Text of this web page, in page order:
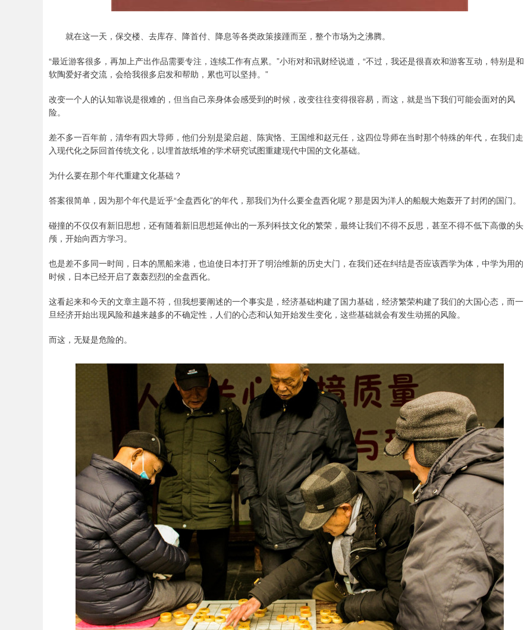
就在这一天，保交楼、去库存、降首付、降息等各类政策接踵而至，整个市场为之沸腾。
“最近游客很多，再加上产出作品需要专注，连续工作有点累。”小珩对和讯财经说道，“不过，我还是很喜欢和游客互动，特别是和
软陶爱好者交流，会给我很多启发和帮助，累也可以坚持。”
改变一个人的认知靠说是很难的，但当自己亲身体会感受到的时候，改变往往变得很容易，而这，就是当下我们可能会面对的风
险。
差不多一百年前，清华有四大导师，他们分别是梁启超、陈寅恪、王国维和赵元任，这四位导师在当时那个特殊的年代，在我们走
入现代化之际回首传统文化，以埋首故纸堆的学术研究试图重建现代中国的文化基础。
为什么要在那个年代重建文化基础？
答案很简单，因为那个年代是近乎“全盘西化”的年代，那我们为什么要全盘西化呢？那是因为洋人的船舰大炮轰开了封闭的国门。
碰撞的不仅仅有新旧思想，还有随着新旧思想延伸出的一系列科技文化的繁荣，最终让我们不得不反思，甚至不得不低下高傲的头
颅，开始向西方学习。
也是差不多同一时间，日本的黑船来港，也迫使日本打开了明治维新的历史大门，在我们还在纠结是否应该西学为体，中学为用的
时候，日本已经开启了轰轰烈烈的全盘西化。
这看起来和今天的文章主题不符，但我想要阐述的一个事实是，经济基础构建了国力基础，经济繁荣构建了我们的大国心态，而一
旦经济开始出现风险和越来越多的不确定性，人们的心态和认知开始发生变化，这些基础就会有发生动摇的风险。
而这，无疑是危险的。